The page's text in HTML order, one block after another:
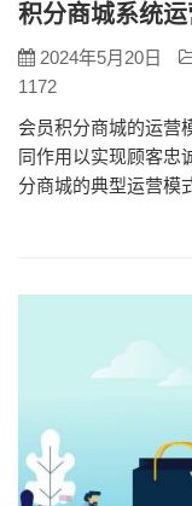
积分商城系统
2024年5月20日
1172
会员积分商城的运营
同作用以实现顾客忠
分商城的典型运营模
客通过购买商品或
积分之间有一个固
活动积分：通过参
内容等非购买行为也